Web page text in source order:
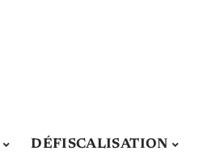
DÉFISCALISATION